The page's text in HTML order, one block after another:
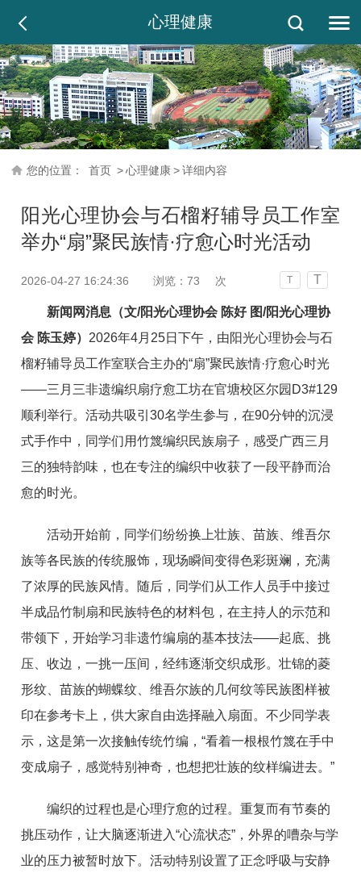
心理健康
您的位置： 首页 > 心理健康 > 详细内容
阳光心理协会与石榴籽辅导员工作室
举办“扇”聚民族情·疗愈心时光活动
2026-04-27 16:24:36 浏览：73 次 T T
新闻网消息（文/阳光心理协会 陈好 图/阳光心理协
会 陈玉婷） 2026年4月25日下午，由阳光心理协会与石
榴籽辅导员工作室联合主办的“扇”聚民族情·疗愈心时光
——三月三非遗编织扇疗愈工坊在官塘校区尔园D3#129
顺利举行。活动共吸引30名学生参与，在90分钟的沉浸
式手作中，同学们用竹篾编织民族扇子，感受广西三月
三的独特韵味，也在专注的编织中收获了一段平静而治
愈的时光。
活动开始前，同学们纷纷换上壮族、苗族、维吾尔
族等各民族的传统服饰，现场瞬间变得色彩斑斓，充满
了浓厚的民族风情。随后，同学们从工作人员手中接过
半成品竹制扇和民族特色的材料包，在主持人的示范和
带领下，开始学习非遗竹编扇的基本技法——起底、挑
压、收边，一挑一压间，经纬逐渐交织成形。壮锦的菱
形纹、苗族的蝴蝶纹、维吾尔族的几何纹等民族图样被
印在参考卡上，供大家自由选择融入扇面。不少同学表
示，这是第一次接触传统竹编，“看着一根根竹篾在手中
变成扇子，感觉特别神奇，也想把壮族的纹样编进去。”
编织的过程也是心理疗愈的过程。重复而有节奏的
挑压动作，让大脑逐渐进入“心流状态”，外界的嘈杂与学
业的压力被暂时放下。活动特别设置了正念呼吸与安静